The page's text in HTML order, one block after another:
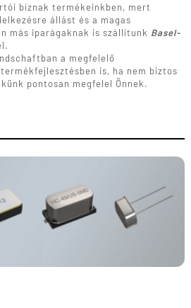
bíznak termékeinkben, mert
állást és a magas
más iparágaknak is szállítunk Basel-
a megfelelő
is, ha nem biztos
pontosan megfelel Önnek.